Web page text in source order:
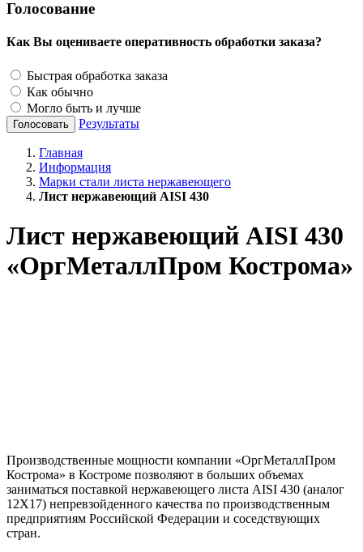
Голосование
Как Вы оцениваете оперативность обработки заказа?
Быстрая обработка заказа
Как обычно
Могло быть и лучше
Голосовать Результаты
Главная
Информация
Марки стали листа нержавеющего
Лист нержавеющий AISI 430
Лист нержавеющий AISI 430
«ОргМеталлПром Кострома»
Производственные мощности компании «ОргМеталлПром
Кострома» в Костроме позволяют в больших объемах
заниматься поставкой нержавеющего листа AISI 430 (аналог
12Х17) непревзойденного качества по производственным
предприятиям Российской Федерации и соседствующих
стран.